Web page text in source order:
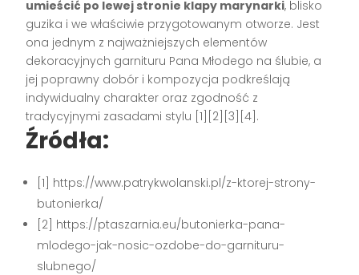
umieścić po lewej stronie klapy marynarki, blisko
guzika i we właściwie przygotowanym otworze. Jest
ona jednym z najważniejszych elementów
dekoracyjnych garnituru Pana Młodego na ślubie, a
jej poprawny dobór i kompozycja podkreślają
indywidualny charakter oraz zgodność z
tradycyjnymi zasadami stylu [1][2][3][4] .
Źródła:
[1] https://www.patrykwolanski.pl/z-ktorej-strony-
butonierka/
[2] https://ptaszarnia.eu/butonierka-pana-
mlodego-jak-nosic-ozdobe-do-garnituru-
slubnego/